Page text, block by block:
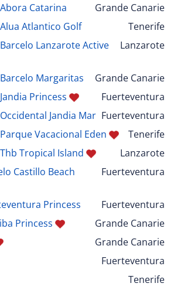
Catarina
Grande Canarie
Atlantico Golf
Tenerife
Lanzarote Active
Lanzarote
Margaritas
Grande Canarie
Princess
Fuerteventura
Jandia Mar Fuerteventura
Vacacional Eden
Tenerife
Tropical Island
Lanzarote
Castillo Beach
Fuerteventura
Princess
Fuerteventura
Princess
Grande Canarie
Grande Canarie
Fuerteventura
Tenerife